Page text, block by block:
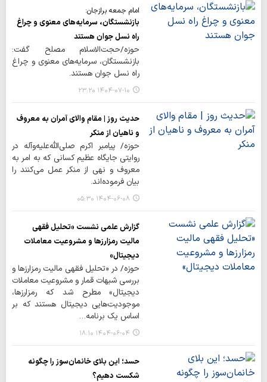
امام جمعه برازجان:
بازنشستگان، سرمایه‌های معنوی و چراغ
راه نسل جوان هستند
حوزه/حجت‌الاسلام مصلح گفت:
بازنشستگان، سرمایه‌های معنوی و چراغ
راه نسل جوان هستند.
۱۴۰۴-۰۷-۱۰ ۲۳:۲۰
حدیث روز | مقام والای آمران به معروف
و ناهیان از منکر
حوزه/ پیامبر اکرم صلی‌الله‌علیه‌وآله در
روایتی جایگاه عظیم کسانی که به امر به
معروف و نهی از منکر عمل می‌کنند را
بیان فرموده‌اند.
۱۴۰۴-۰۶-۰۸ ۰۵:۳۰
گزارش علمی نشست «تحلیل فقهی
مالیت رمزارزها و مشروعیت معاملات
دیجیتال»
حوزه/ در «تحلیل فقهی مالیت رمزارزها و
بررسی شبهات قمار و مشروعیت معاملات
دیجیتال» مطرح شد که رمزارزها،
موجودیت‌هایی دیجیتال هستند که بر
اساس یک برنامه…
۱۴۰۴-۰۶-۰۴ ۱۸:۱۰
حسد؛ این بلای خانمان‌سوز را چگونه
شکست دهیم؟